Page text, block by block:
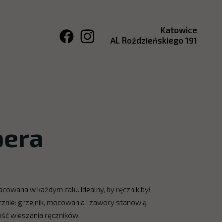
Katowice
Al. Roździeńskiego 191
w każdym calu. Idealny, by ręcznik był
grzejnik, mocowania i zawory stanowią
wieszania ręczników.